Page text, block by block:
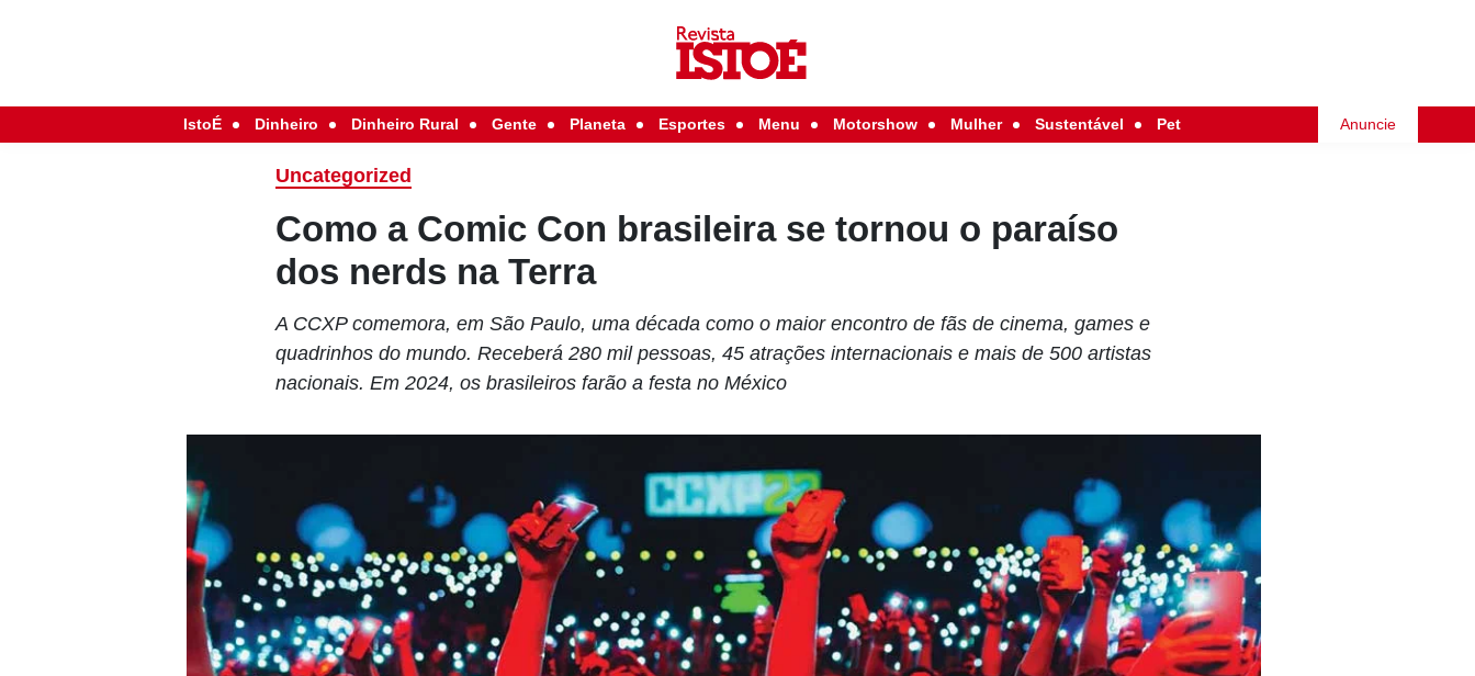
IstoÉ Dinheiro Dinheiro Rural Gente Planeta Esportes Menu Motorshow Mulher Sustentável Pet Anuncie
Uncategorized
Como a Comic Con brasileira se tornou o paraíso
dos nerds na Terra
A CCXP comemora, em São Paulo, uma década como o maior encontro de fãs de cinema, games e
quadrinhos do mundo. Receberá 280 mil pessoas, 45 atrações internacionais e mais de 500 artistas
nacionais. Em 2024, os brasileiros farão a festa no México